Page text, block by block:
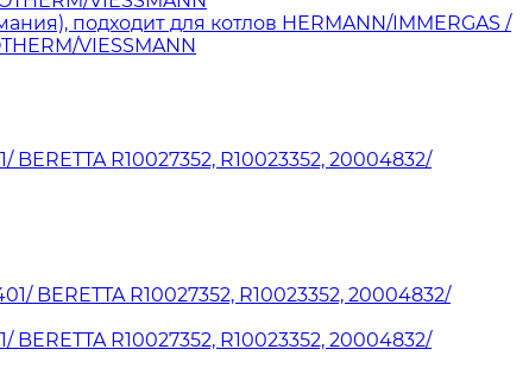
подходит для котлов HERMANN/IMMERGAS /
VIESSMANN
R10027352, R10023352, 20004832/
R10027352, R10023352, 20004832/